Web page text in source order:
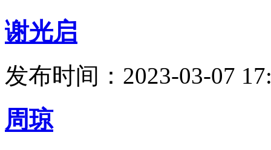
谢光启
发布时间：2023-03-07
周琼